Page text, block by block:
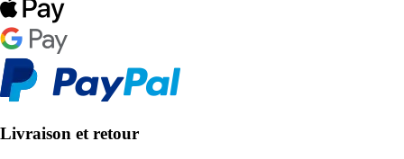
Livraison et retour